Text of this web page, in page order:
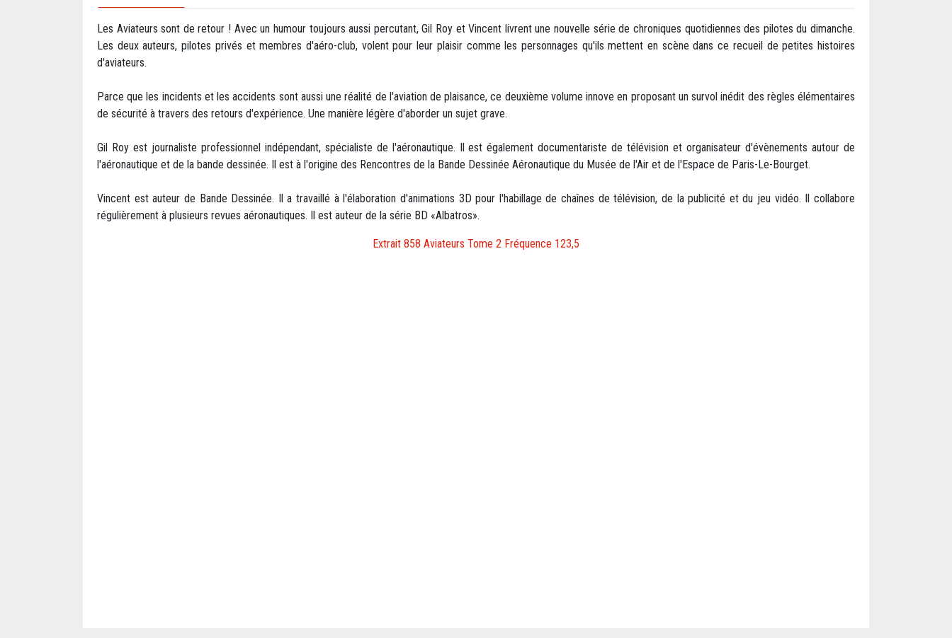
Les Aviateurs sont de retour ! Avec un humour toujours aussi percutant, Gil Roy et Vincent livrent une nouvelle série de chroniques quotidiennes des pilotes du dimanche.
Les deux auteurs, pilotes privés et membres d'aéro-club, volent pour leur plaisir comme les personnages qu'ils mettent en scène dans ce recueil de petites histoires
d'aviateurs.
Parce que les incidents et les accidents sont aussi une réalité de l'aviation de plaisance, ce deuxième volume innove en proposant un survol inédit des règles élémentaires
de sécurité à travers des retours d'expérience. Une manière légère d'aborder un sujet grave.
Gil Roy est journaliste professionnel indépendant, spécialiste de l'aéronautique. Il est également documentariste de télévision et organisateur d'évènements autour de
l'aéronautique et de la bande dessinée. Il est à l'origine des Rencontres de la Bande Dessinée Aéronautique du Musée de l'Air et de l'Espace de Paris-Le-Bourget.
Vincent est auteur de Bande Dessinée. Il a travaillé à l'élaboration d'animations 3D pour l'habillage de chaînes de télévision, de la publicité et du jeu vidéo. Il collabore
régulièrement à plusieurs revues aéronautiques. Il est auteur de la série BD «Albatros».
Extrait 858 Aviateurs Tome 2 Fréquence 123,5